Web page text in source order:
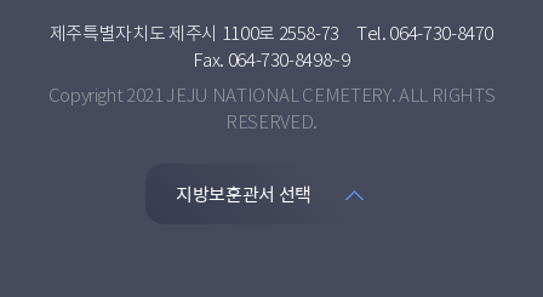
제주특별자치도 제주시 1100로 2558-73
Tel. 064-730-8470
Fax. 064-730-8498~9
Copyright 2021 JEJU NATIONAL CEMETERY. ALL RIGHTS
RESERVED.
지방보훈관서 선택